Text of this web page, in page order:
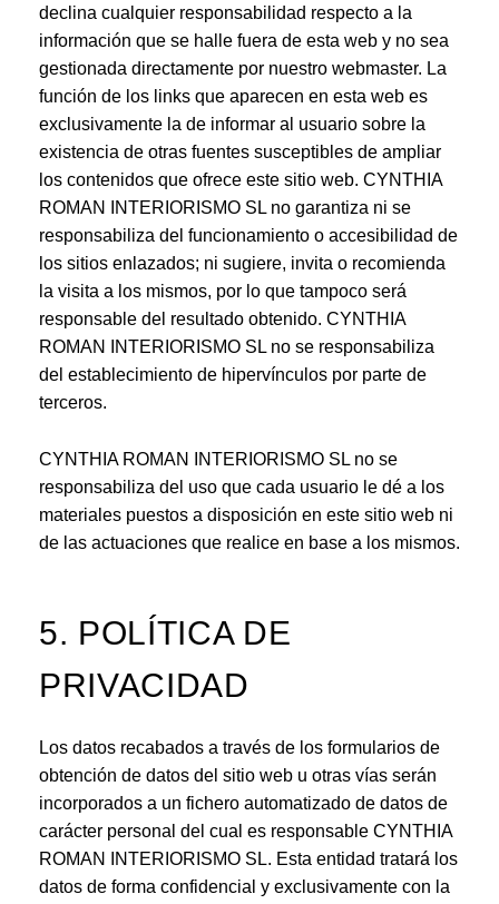
declina cualquier responsabilidad respecto a la
información que se halle fuera de esta web y no sea
gestionada directamente por nuestro webmaster. La
función de los links que aparecen en esta web es
exclusivamente la de informar al usuario sobre la
existencia de otras fuentes susceptibles de ampliar
los contenidos que ofrece este sitio web. CYNTHIA
ROMAN INTERIORISMO SL no garantiza ni se
responsabiliza del funcionamiento o accesibilidad de
los sitios enlazados; ni sugiere, invita o recomienda
la visita a los mismos, por lo que tampoco será
responsable del resultado obtenido. CYNTHIA
ROMAN INTERIORISMO SL no se responsabiliza
del establecimiento de hipervínculos por parte de
terceros.
CYNTHIA ROMAN INTERIORISMO SL no se
responsabiliza del uso que cada usuario le dé a los
materiales puestos a disposición en este sitio web ni
de las actuaciones que realice en base a los mismos.
5. POLÍTICA DE
PRIVACIDAD
Los datos recabados a través de los formularios de
obtención de datos del sitio web u otras vías serán
incorporados a un fichero automatizado de datos de
carácter personal del cual es responsable CYNTHIA
ROMAN INTERIORISMO SL. Esta entidad tratará los
datos de forma confidencial y exclusivamente con la